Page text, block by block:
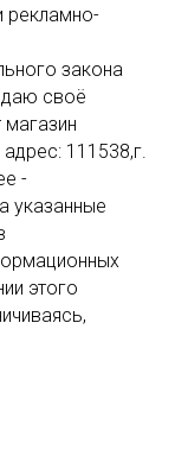
рекламно-
закона
своё
111538,г.
-
указанные
этого